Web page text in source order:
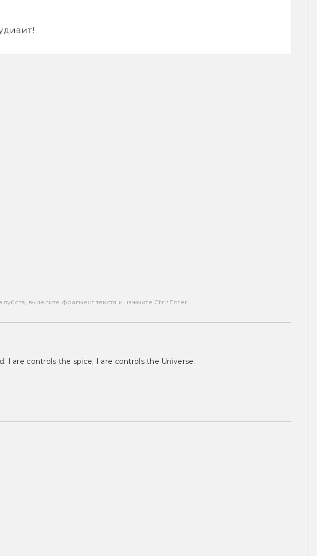
выделите фрагмент текста и нажмите Ctrl+Enter.
I are controls the spice, I are controls the Universe.